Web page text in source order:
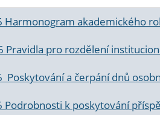
Harmonogram akademického
Pravidla pro rozdělení
Poskytování a čerpání dnů
Podrobnosti k poskytování